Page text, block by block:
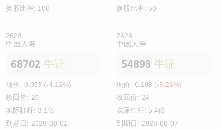
换股比率: 100
换股比率: 50
2628
中国人寿
68702 牛证
现价: 0.093 (-4.12%)
收回价: 20
实际杠杆: 3.1倍
到期日: 2028-08-01
2628
中国人寿
54898 牛证
现价: 0.108 (-5.26%)
收回价: 24
实际杠杆: 5.4倍
到期日: 2028-08-07